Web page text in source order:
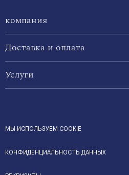
компания
Доставка и оплата
Услуги
МЫ ИСПОЛЬЗУЕМ COOKIE
КОНФИДЕНЦИАЛЬНОСТЬ ДАННЫХ